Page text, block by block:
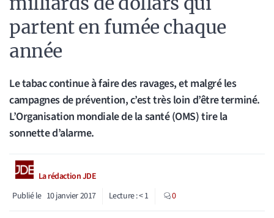
partent en fumée chaque
année
Le tabac continue à faire des ravages, et malgré les
campagnes de prévention, c’est très loin d’être terminé.
L’Organisation mondiale de la santé (OMS) tire la
sonnette d’alarme.
La rédaction JDE
Publié le 10 janvier 2017 Lecture :< 1 0